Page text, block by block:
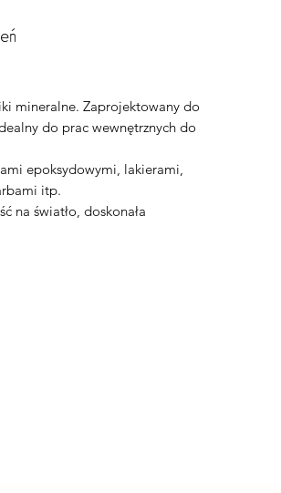
mineralne. Zaprojektowany do
do prac wewnętrznych do
epoksydowymi, lakierami,
itp.
na światło, doskonała